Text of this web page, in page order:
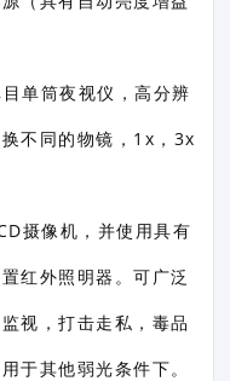
单筒夜视仪，高分辨
不同的物镜，1x，3x
摄像机，并使用具有
红外照明器。可广泛
视，打击走私，毒品
于其他弱光条件下。